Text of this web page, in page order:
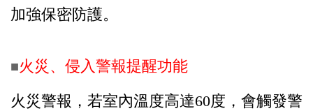
加強保密防護。
■火災、侵入警報提醒功能
火災警報，若室內溫度高達60度，會觸發警